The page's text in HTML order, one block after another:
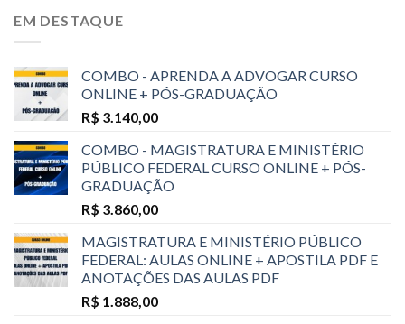
EM DESTAQUE
COMBO - APRENDA A ADVOGAR CURSO
ONLINE + PÓS-GRADUAÇÃO
R$ 3.140,00
COMBO - MAGISTRATURA E MINISTÉRIO
PÚBLICO FEDERAL CURSO ONLINE + PÓS-
GRADUAÇÃO
R$ 3.860,00
MAGISTRATURA E MINISTÉRIO PÚBLICO
FEDERAL: AULAS ONLINE + APOSTILA PDF E
ANOTAÇÕES DAS AULAS PDF
R$ 1.888,00